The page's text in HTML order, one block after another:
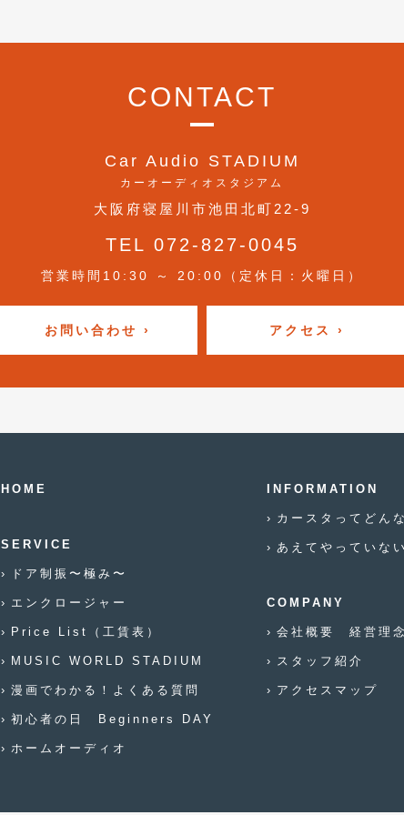
CONTACT
Car Audio STADIUM
カーオーディオスタジアム
大阪府寝屋川市池田北町22-9
TEL 072-827-0045
営業時間10:30 ～ 20:00（定休日：火曜日）
お問い合わせ › アクセス ›
HOME
SERVICE
ドア制振〜極み〜
エンクロージャー
Price List（工賃表）
MUSIC WORLD STADIUM
漫画でわかる！よくある質問
初心者の日 Beginners DAY
ホームオーディオ
INFORMATION
カースタってどん
あえてやっていな
COMPANY
会社概要 経営理念
スタッフ紹介
アクセスマップ